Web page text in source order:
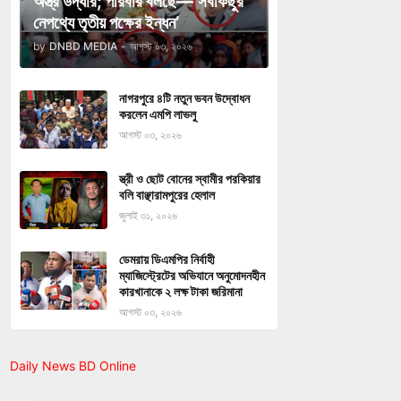
নেপথ্যে তৃতীয় পক্ষের ইন্ধন’
by DNBD MEDIA - আগস্ট ০৩, ২০২৬
নাগরপুরে ৪টি নতুন ভবন উদ্বোধন
করলেন এমপি লাভলু
আগস্ট ০৩, ২০২৬
স্ত্রী ও ছোট বোনের স্বামীর পরকিয়ার
বলি বাঞ্ছারামপুরের হেলাল
জুলাই ৩১, ২০২৬
ডেমরায় ডিএমপির নির্বাহী
ম্যাজিস্ট্রেটের অভিযানে অনুমোদনহীন
কারখানাকে ২ লক্ষ টাকা জরিমানা
আগস্ট ০৩, ২০২৬
Daily News BD Online